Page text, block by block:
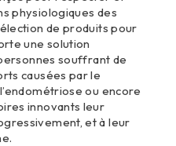
physiologiques des
de produits pour
une solution
souffrant de
causées par le
ou encore
innovants leur
et à leur